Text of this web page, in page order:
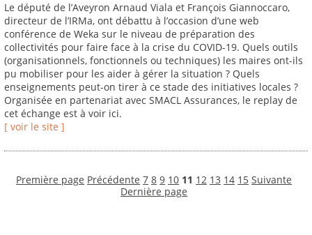
Le député de l’Aveyron Arnaud Viala et François Giannoccaro,
directeur de l’IRMa, ont débattu à l’occasion d’une web
conférence de Weka sur le niveau de préparation des
collectivités pour faire face à la crise du COVID-19. Quels outils
(organisationnels, fonctionnels ou techniques) les maires ont-ils
pu mobiliser pour les aider à gérer la situation ? Quels
enseignements peut-on tirer à ce stade des initiatives locales ?
Organisée en partenariat avec SMACL Assurances, le replay de
cet échange est à voir ici.
[ voir le site ]
Première page Précédente 7 8 9 10 11 12 13 14 15 Suivante
Dernière page